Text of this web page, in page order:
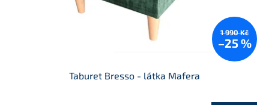
1 990 Kč
–25 %
Taburet Bresso - látka Mafera